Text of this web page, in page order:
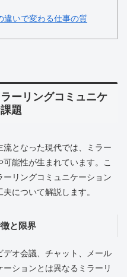
違いで変わる仕事の質
ーリングコミュニケ
題
となった現代では、ミラー
能性が生まれています。こ
リングコミュニケーション
について解説します。
と限界
オ会議、チャット、メール
ションとは異なるミラーリ